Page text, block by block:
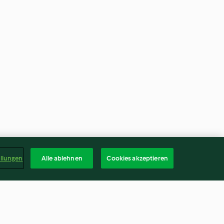
Alle ablehnen Cookies akzeptieren